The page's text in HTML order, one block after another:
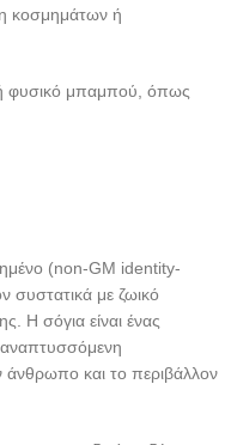
κοσμημάτων ή
ή φυσικό μπαμπού, όπως
(non-GM identity-
συστατικά με ζωικό
Η σόγια είναι ένας
άνθρωπο και το περιβάλλον